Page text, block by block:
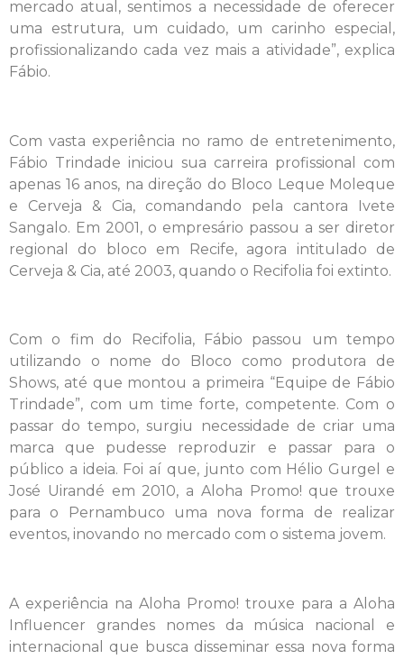
mercado atual, sentimos a necessidade de oferecer
uma estrutura, um cuidado, um carinho especial,
profissionalizando cada vez mais a atividade”, explica
Fábio.
Com vasta experiência no ramo de entretenimento,
Fábio Trindade iniciou sua carreira profissional com
apenas 16 anos, na direção do Bloco Leque Moleque
e Cerveja & Cia, comandando pela cantora Ivete
Sangalo. Em 2001, o empresário passou a ser diretor
regional do bloco em Recife, agora intitulado de
Cerveja & Cia, até 2003, quando o Recifolia foi extinto.
Com o fim do Recifolia, Fábio passou um tempo
utilizando o nome do Bloco como produtora de
Shows, até que montou a primeira “Equipe de Fábio
Trindade”, com um time forte, competente. Com o
passar do tempo, surgiu necessidade de criar uma
marca que pudesse reproduzir e passar para o
público a ideia. Foi aí que, junto com Hélio Gurgel e
José Uirandé em 2010, a Aloha Promo! que trouxe
para o Pernambuco uma nova forma de realizar
eventos, inovando no mercado com o sistema jovem.
A experiência na Aloha Promo! trouxe para a Aloha
Influencer grandes nomes da música nacional e
internacional que busca disseminar essa nova forma